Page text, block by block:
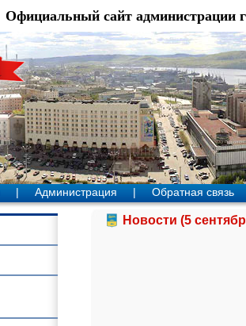
Официальный сайт администрации
| Администрация | Обратная связь
Новости (5